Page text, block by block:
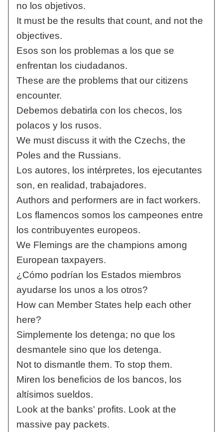
no los objetivos.
It must be the results that count, and not the
objectives.
Esos son los problemas a los que se
enfrentan los ciudadanos.
These are the problems that our citizens
encounter.
Debemos debatirla con los checos, los
polacos y los rusos.
We must discuss it with the Czechs, the
Poles and the Russians.
Los autores, los intérpretes, los ejecutantes
son, en realidad, trabajadores.
Authors and performers are in fact workers.
Los flamencos somos los campeones entre
los contribuyentes europeos.
We Flemings are the champions among
European taxpayers.
¿Cómo podrían los Estados miembros
ayudarse los unos a los otros?
How can Member States help each other
here?
Simplemente los detenga; no que los
desmantele sino que los detenga.
Not to dismantle them. To stop them.
Miren los beneficios de los bancos, los
altísimos sueldos.
Look at the banks' profits. Look at the
massive pay packets.